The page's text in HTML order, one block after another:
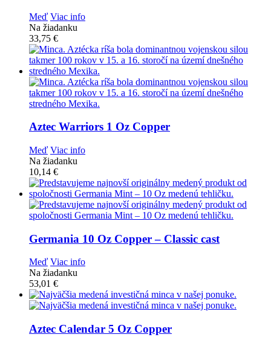
Meď Viac info
Na žiadanku
33,75 €
Aztec Warriors 1 Oz Copper
Meď Viac info
Na žiadanku
10,14 €
Germania 10 Oz Copper – Classic cast
Meď Viac info
Na žiadanku
53,01 €
Aztec Calendar 5 Oz Copper